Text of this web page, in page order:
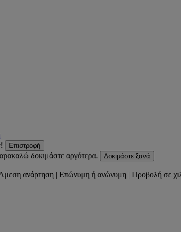
Επιστροφή
δοκιμάστε αργότερα. Δοκιμάστε ξανά
ανάρτηση | Επώνυμη ή ανώνυμη | Προβολή σε